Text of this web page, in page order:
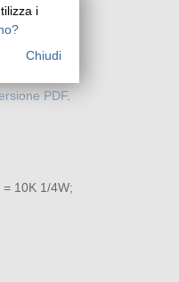
PDF.
10K 1/4W;
i
Chiudi